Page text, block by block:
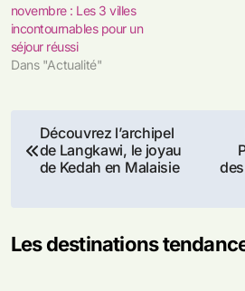
novembre : Les 3 villes
incontournables pour un
séjour réussi
Dans "Actualité"
Navigation
de
Découvrez l’archipel
de Langkawi, le joyau
de Kedah en Malaisie
Les destinations